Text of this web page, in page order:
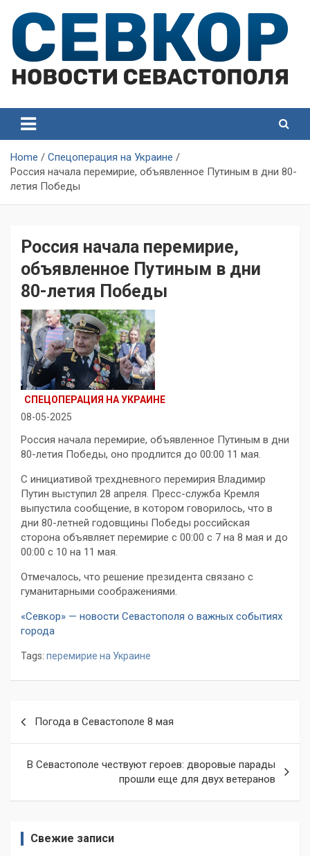
content
Севастополя
Севастополя
Home
Спецоперация на Украине
Россия начала перемирие, объявленное Путиным в дни 80-
летия Победы
Россия начала перемирие,
объявленное Путиным в дни
80-летия Победы
СПЕЦОПЕРАЦИЯ НА УКРАИНЕ
08-05-2025
Россия начала перемирие, объявленное Путиным в дни
80-летия Победы, оно продлится до 00:00 11 мая.
С инициативой трехдневного перемирия Владимир
Путин выступил 28 апреля. Пресс-служба Кремля
выпустила сообщение, в котором говорилось, что в
дни 80-летней годовщины Победы российская
сторона объявляет перемирие с 00:00 с 7 на 8 мая и до
00:00 с 10 на 11 мая.
Отмечалось, что решение президента связано с
гуманитарными соображениями.
«Севкор» — новости Севастополя о важных событиях
города
Tags: перемирие на Украине
записям
Погода в Севастополе 8 мая
В Севастополе чествуют героев: дворовые парады
прошли еще для двух ветеранов
Свежие записи